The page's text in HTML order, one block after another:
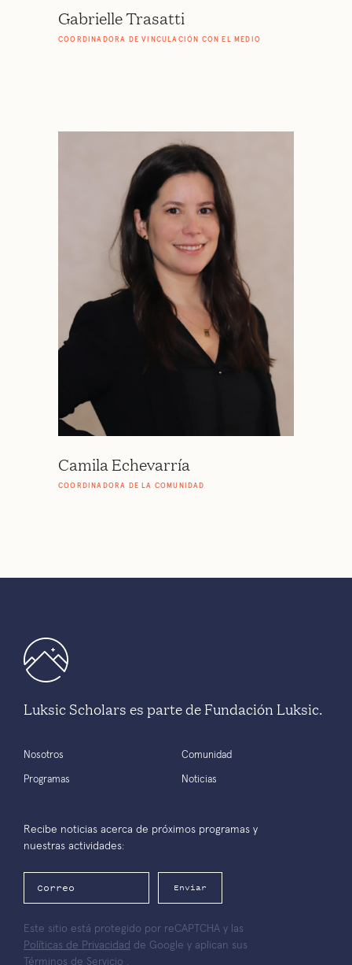
Gabrielle Trasatti
COORDINADORA DE VINCULACIÓN CON EL MEDIO
Camila Echevarría
COORDINADORA DE LA COMUNIDAD
Luksic Scholars es parte de Fundación Luksic.
Nosotros
Programas
Comunidad
Noticias
Recibe noticias acerca de próximos programas y
nuestras actividades:
Enviar
Este sitio está protegido por reCAPTCHA y las
Políticas de Privacidad de Google y aplican sus
Términos de Servicio .